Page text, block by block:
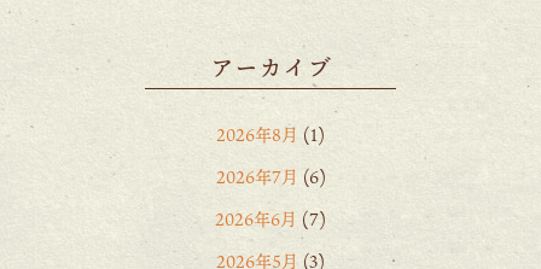
アーカイブ
2026年8月 (1)
2026年7月 (6)
2026年6月 (7)
2026年5月 (3)